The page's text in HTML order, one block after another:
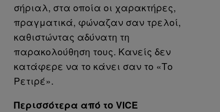
σήριαλ, στα οποία οι χαρακτήρες,
πραγματικά, φώναζαν σαν τρελοί,
καθιστώντας αδύνατη τη
παρακολούθηση τους. Κανείς δεν
κατάφερε να το κάνει σαν το «Το
Ρετιρέ».
Περισσότερα από το VICE